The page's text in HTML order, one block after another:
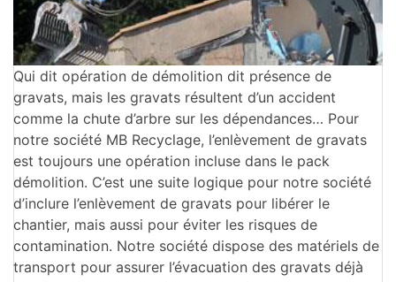
Qui dit opération de démolition dit présence de
gravats, mais les gravats résultent d’un accident
comme la chute d’arbre sur les dépendances… Pour
notre société MB Recyclage, l’enlèvement de gravats
est toujours une opération incluse dans le pack
démolition. C’est une suite logique pour notre société
d’inclure l’enlèvement de gravats pour libérer le
chantier, mais aussi pour éviter les risques de
contamination. Notre société dispose des matériels de
transport pour assurer l’évacuation des gravats déjà